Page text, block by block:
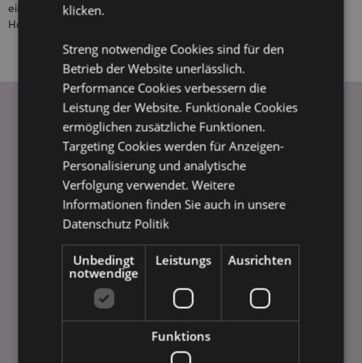
eingeführt, einschließlich USB-Ladegeräte,
Handyhüllen und Kopfhörer.
WICHTIGE INFORMATION
FAQ
Lieferbedingungen
Sonderangebote
Puckator DE EDC Nachrichten & Informationen
Neu! Homexpo Showroom Paris
Ausstellungen & Messen
Bezahlungshinweise
AGB Geschäftsbedingungen
Datenschutz
klicken.
Streng notwendige Cookies sind für den
Betrieb der Website unerlässlich.
Performance Cookies verbessern die
Leistung der Website. Funktionale Cookies
ermöglichen zusätzliche Funktionen.
Targeting Cookies werden für Anzeigen-
Personalisierung und analytische
Verfolgung verwendet. Weitere
Informationen finden Sie auch in unsere
Datenschutz Politik
Unbedingt
notwendige
Leistungs Ausrichten
Funktions